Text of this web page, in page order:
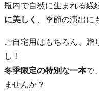
瓶内で自然に生まれる繊
に美しく
、季節の演出に
ご自宅用はもちろん、贈
し！
冬季限定の特別な一本で
ませんか？